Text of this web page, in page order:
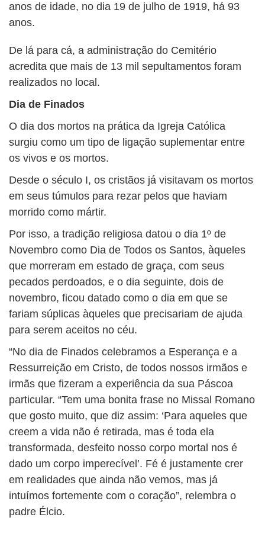
anos de idade, no dia 19 de julho de 1919, há 93
anos.
De lá para cá, a administração do Cemitério
acredita que mais de 13 mil sepultamentos foram
realizados no local.
Dia de Finados
O dia dos mortos na prática da Igreja Católica
surgiu como um tipo de ligação suplementar entre
os vivos e os mortos.
Desde o século I, os cristãos já visitavam os mortos
em seus túmulos para rezar pelos que haviam
morrido como mártir.
Por isso, a tradição religiosa datou o dia 1º de
Novembro como Dia de Todos os Santos, àqueles
que morreram em estado de graça, com seus
pecados perdoados, e o dia seguinte, dois de
novembro, ficou datado como o dia em que se
fariam súplicas àqueles que precisariam de ajuda
para serem aceitos no céu.
“No dia de Finados celebramos a Esperança e a
Ressurreição em Cristo, de todos nossos irmãos e
irmãs que fizeram a experiência da sua Páscoa
particular. “Tem uma bonita frase no Missal Romano
que gosto muito, que diz assim: ‘Para aqueles que
creem a vida não é retirada, mas é toda ela
transformada, desfeito nosso corpo mortal nos é
dado um corpo imperecível’. Fé é justamente crer
em realidades que ainda não vemos, mas já
intuímos fortemente com o coração”, relembra o
padre Élcio.